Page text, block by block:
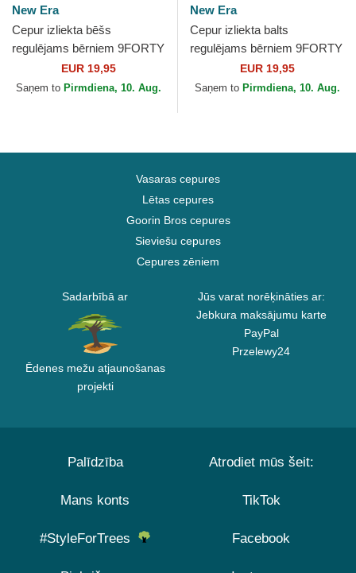
New Era
Cepur izliekta bēšs
regulējams bērniem 9FORTY
League Essential no New
York Yankees MLB no New
EUR 19,95
Saņem to Pirmdiena, 10. Aug.
New Era
Cepur izliekta balts
regulējams bērniem 9FORTY
League Essential no New
York Yankees MLB no New
EUR 19,95
Saņem to Pirmdiena, 10. Aug.
Vasaras cepures
Lētas cepures
Goorin Bros cepures
Sieviešu cepures
Cepures zēniem
Sadarbībā ar
Ēdenes mežu atjaunošanas
projekti
Jūs varat norēķināties ar:
Jebkura maksājumu karte
PayPal
Przelewy24
Palīdzība
Mans konts
#StyleForTrees
Atrodiet mūs šeit:
TikTok
Facebook